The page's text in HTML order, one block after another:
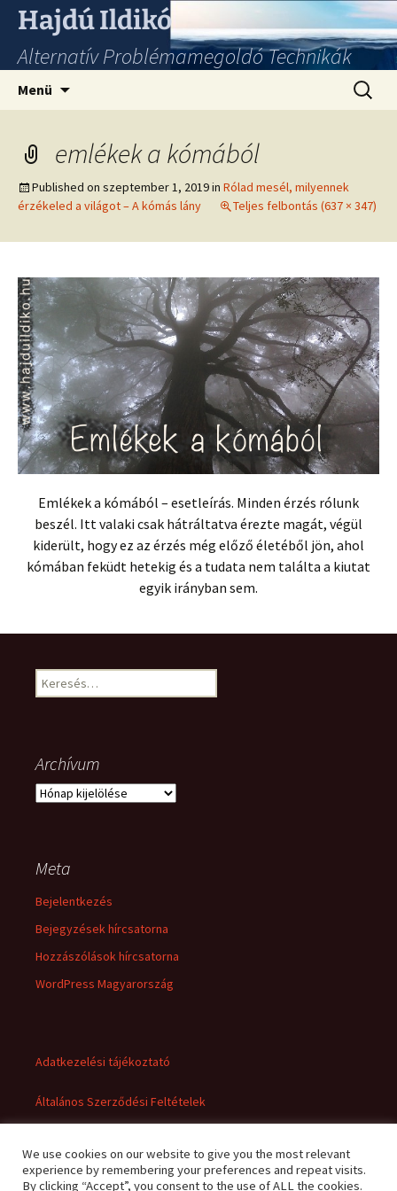
Hajdú Ildikó
Alternatív Problémamegoldó Technikák
Menü
emlékek a kómából
Published on szeptember 1, 2019in Rólad mesél, milyennek
érzékeled a világot – A kómás lány
Teljes felbontás (637 × 347)
Emlékek a kómából – esetleírás. Minden érzés rólunk
beszél. Itt valaki csak hátráltatva érezte magát, végül
kiderült, hogy ez az érzés még előző életéből jön, ahol
kómában feküdt hetekig és a tudata nem találta a kiutat
egyik irányban sem.
Keresés:
Archívum
Archívum
Meta
Bejelentkezés
Bejegyzések hírcsatorna
Hozzászólások hírcsatorna
WordPress Magyarország
Adatkezelési tájékoztató
Általános Szerződési Feltételek
We use cookies on our website to give you the most relevant
experience by remembering your preferences and repeat visits.
By clicking “Accept”, you consent to the use of ALL the cookies.